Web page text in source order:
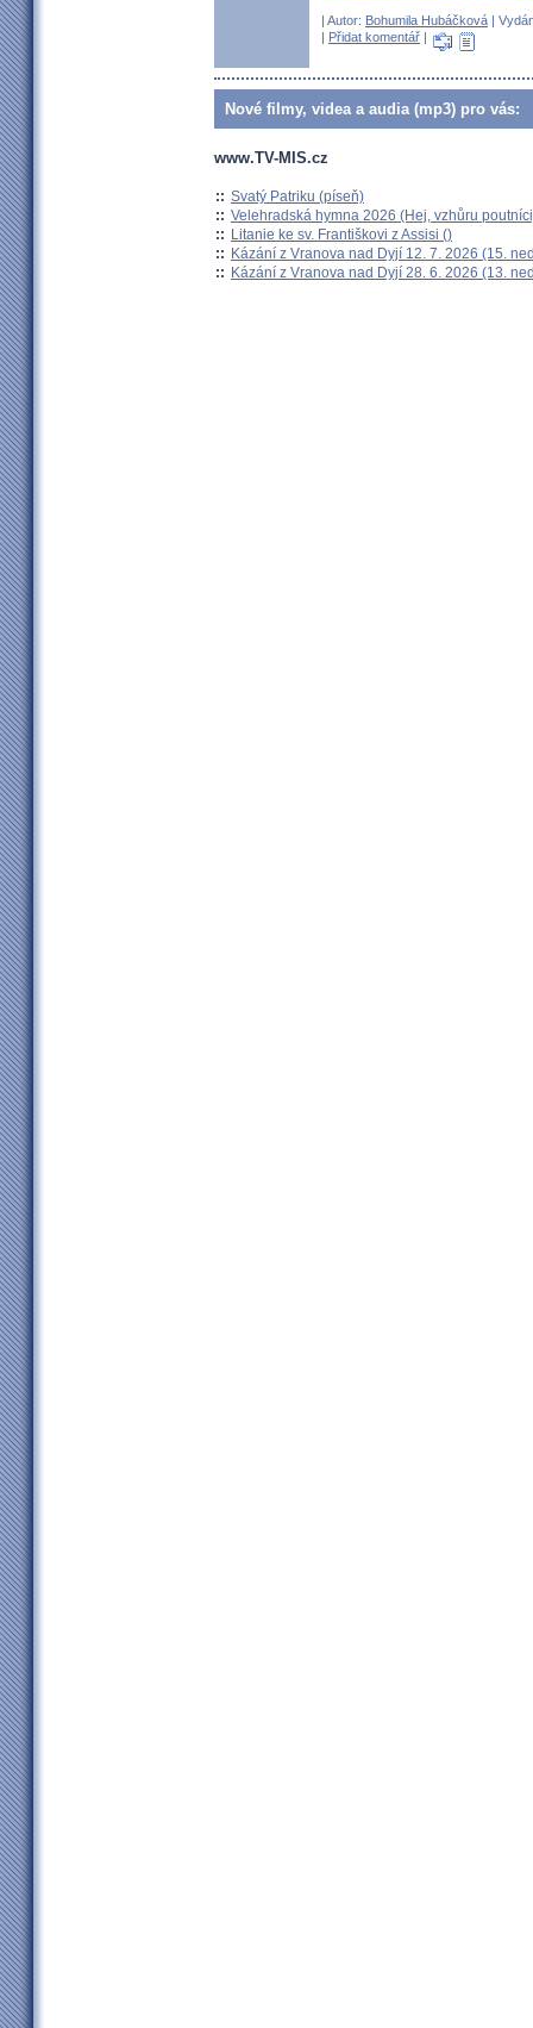
| Autor: Bohumila Hubáčková |
| Přidat komentář |
Nové filmy, videa a audia (mp3) pro vás:
www.TV-MIS.cz
:: Svatý Patriku (píseň)
:: Velehradská hymna 2026 (Hej, vzhůru
:: Litanie ke sv. Františkovi z Assisi ()
:: Kázání z Vranova nad Dyjí 12. 7. 2026 (15.
:: Kázání z Vranova nad Dyjí 28. 6. 2026 (13.